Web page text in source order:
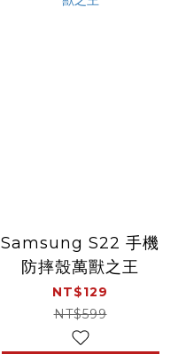
Samsung S22 手機
防摔殼萬獸之王
NT$129
NT$599